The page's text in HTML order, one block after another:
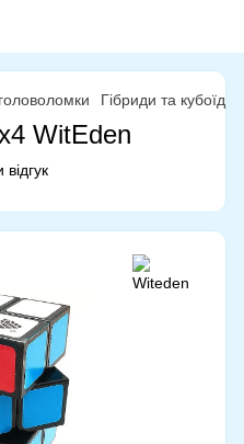
Гібриди та кубоїди
WitEden